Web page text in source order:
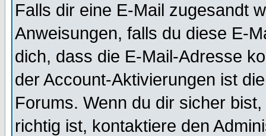
Falls dir eine E-Mail zugesandt
Anweisungen, falls du diese E-
dich, dass die E-Mail-Adresse
der Account-Aktivierungen ist
Forums. Wenn du dir sicher
richtig ist, kontaktiere den